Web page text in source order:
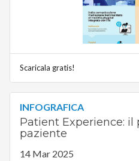
Scaricala gratis!
INFOGRAFICA
Patient Experience: il
paziente
14 Mar 2025